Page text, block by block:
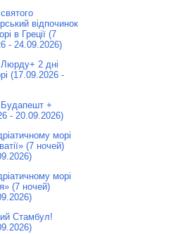
відпочинок
в Греції (7
- 24.09.2026)
2 дні
(17.09.2026 -
Будапешт +
- 20.09.2026)
морі
(7 ночей)
морі
(7 ночей)
Стамбул!